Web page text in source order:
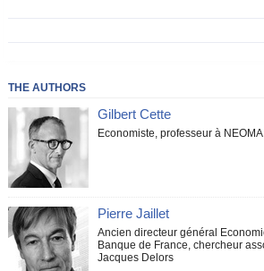
THE AUTHORS
Gilbert Cette
Economiste, professeur à
Pierre Jaillet
Ancien directeur général
Banque de France, chercheur
Jacques Delors